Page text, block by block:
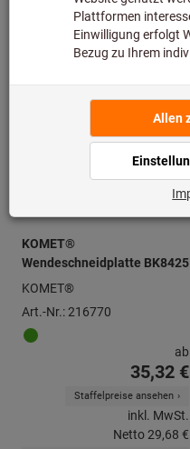
5 Varianten
KOMET®
Wendeschneidplatte BK8425
KOMET®
Art.-Nr.: 216770
ab
35,32 €
Staffelpreise ansehen
inkl. MwSt.
Netto29,68 €